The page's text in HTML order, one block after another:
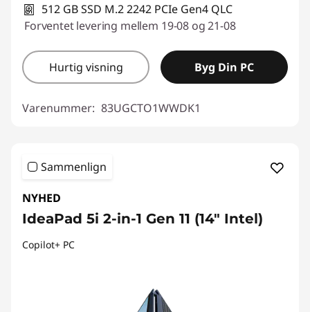
512 GB SSD M.2 2242 PCIe Gen4 QLC
Forventet levering mellem 19-08 og 21-08
Hurtig visning Byg Din PC
Varenummer: 83UGCTO1WWDK1
Sammenlign
NYHED
IdeaPad 5i 2-in-1 Gen 11 (14" Intel)
Copilot+ PC